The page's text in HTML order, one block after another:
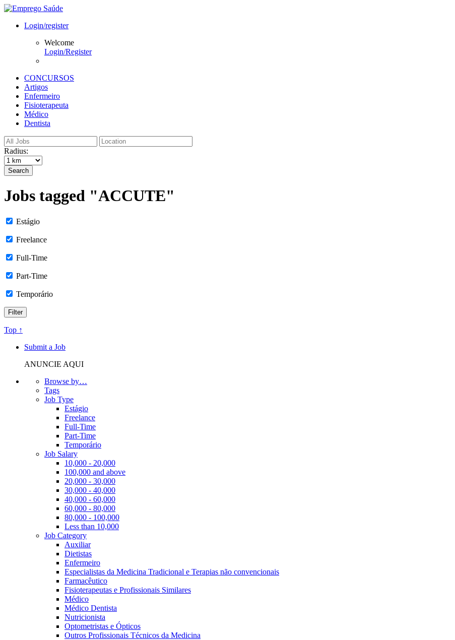
Login/register
Welcome
Login/Register
CONCURSOS
Artigos
Enfermeiro
Fisioterapeuta
Médico
Dentista
Radius:
Search
Jobs tagged "ACCUTE"
Estágio
Freelance
Full-Time
Part-Time
Temporário
Top ↑
Submit a Job
ANUNCIE AQUI
Browse by…
Tags
Job Type
Estágio
Freelance
Full-Time
Part-Time
Temporário
Job Salary
10,000 - 20,000
100,000 and above
20,000 - 30,000
30,000 - 40,000
40,000 - 60,000
60,000 - 80,000
80,000 - 100,000
Less than 10,000
Job Category
Auxiliar
Dietistas
Enfermeiro
Especialistas da Medicina Tradicional e Terapias não convencionais
Farmacêutico
Fisioterapeutas e Profissionais Similares
Médico
Médico Dentista
Nutricionista
Optometristas e Ópticos
Outros Profissionais Técnicos da Medicina